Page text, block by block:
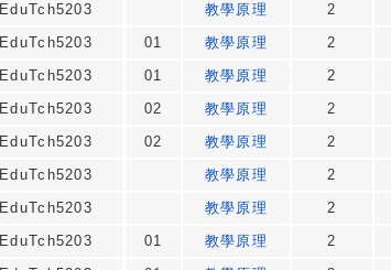
EduTch5203 教學原理 2
EduTch5203 01 教學原理 2
EduTch5203 01 教學原理 2
EduTch5203 02 教學原理 2
EduTch5203 02 教學原理 2
EduTch5203 教學原理 2
EduTch5203 教學原理 2
EduTch5203 01 教學原理 2